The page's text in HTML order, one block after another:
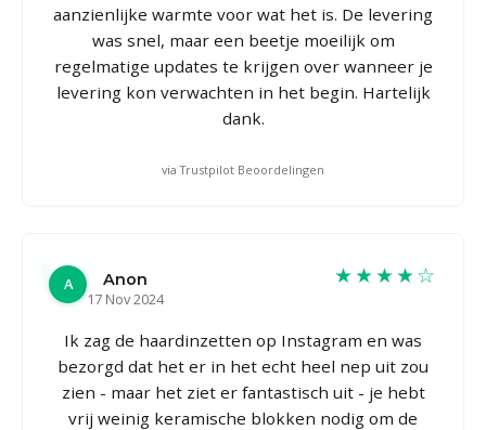
aanzienlijke warmte voor wat het is. De levering
was snel, maar een beetje moeilijk om
regelmatige updates te krijgen over wanneer je
levering kon verwachten in het begin. Hartelijk
dank.
via Trustpilot Beoordelingen
A
Anon
17 Nov 2024
★★★★☆
Ik zag de haardinzetten op Instagram en was
bezorgd dat het er in het echt heel nep uit zou
zien - maar het ziet er fantastisch uit - je hebt
vrij weinig keramische blokken nodig om de